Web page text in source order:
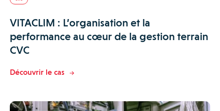
VITACLIM : L’organisation et la
performance au cœur de la gestion terrain
CVC
Découvrir le cas